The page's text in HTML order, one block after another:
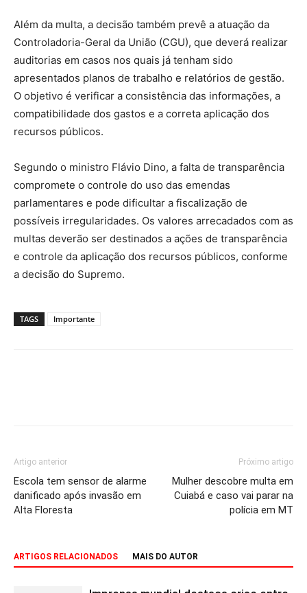
Além da multa, a decisão também prevê a atuação da
Controladoria-Geral da União (CGU), que deverá realizar
auditorias em casos nos quais já tenham sido
apresentados planos de trabalho e relatórios de gestão.
O objetivo é verificar a consistência das informações, a
compatibilidade dos gastos e a correta aplicação dos
recursos públicos.
Segundo o ministro Flávio Dino, a falta de transparência
compromete o controle do uso das emendas
parlamentares e pode dificultar a fiscalização de
possíveis irregularidades. Os valores arrecadados com as
multas deverão ser destinados a ações de transparência
e controle da aplicação dos recursos públicos, conforme
a decisão do Supremo.
TAGS Importante
Artigo anterior
Escola tem sensor de alarme
danificado após invasão em
Alta Floresta
Próximo artigo
Mulher descobre multa em
Cuiabá e caso vai parar na
polícia em MT
ARTIGOS RELACIONADOS MAIS DO AUTOR